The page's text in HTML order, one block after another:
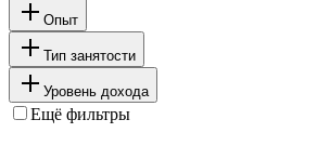
Опыт
Тип занятости
Уровень дохода
Ещё фильтры